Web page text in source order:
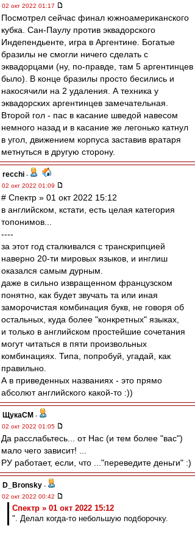
02 окт 2022 01:17
Посмотрел сейчас финал южноамериканского
кубка. Сан-Паулу против эквадорского
Индепендьенте, игра в Аргентине. Богатые
бразилы не смогли ничего сделать с
эквадорцами (ну, по-правде, там 5 аргентинцев
было). В конце бразилы просто бесились и
накосячили на 2 удаления. А техника у
эквадорских аргентинцев замечательная.
Второй гол - пас в касание шведой навесом
немного назад и в касание же легонько катнул
в угол, движением корпуса заставив вратаря
метнуться в другую сторону.
recchi -
02 окт 2022 01:09
# Спектр » 01 окт 2022 15:12
в английском, кстати, есть целая категория
топонимов...
----
за этот год сталкивался с транскрипцией
наверно 20-ти мировых языков, и инглиш
оказался самым дурным.
даже в сильно извращенном французском
понятно, как будет звучать та или иная
заморочистая комбинация букв, не говоря об
остальных, куда более "конкретных" языках,
и только в английском простейшие сочетания
могут читаться в пяти произвольных
комбинациях. Типа, попробуй, угадай, как
правильно.
А в приведенных названиях - это прямо
абсолют английского какой-то :))
ЩукаСМ -
02 окт 2022 01:05
Да расслабьтесь... от Нас (и тем более "вас")
мало чего зависит! ...
РУ работает, если, что ..."переведите деньги" :)
D_Bronsky -
02 окт 2022 00:42
Спектр » 01 окт 2022 15:12
". Делал когда-то небольшую подборочку.